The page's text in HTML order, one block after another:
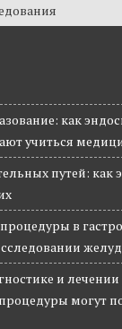
как
учиться
путей: как
в
и лечении
могут